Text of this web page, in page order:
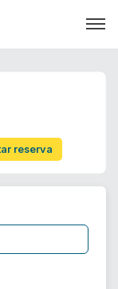
reserva